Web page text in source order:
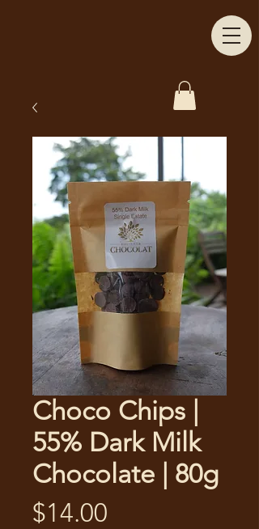
Choco Chips |
55% Dark Milk
Chocolate | 80g
$14.00